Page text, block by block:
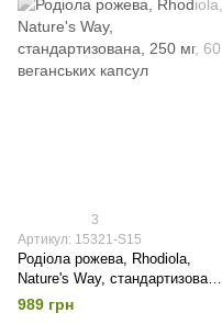
3
Артикул: 15321-S15
Родіола рожева, Rhodiola,
Nature's Way, стандартизована,
250 мг, 60 веганських капсул
989 грн